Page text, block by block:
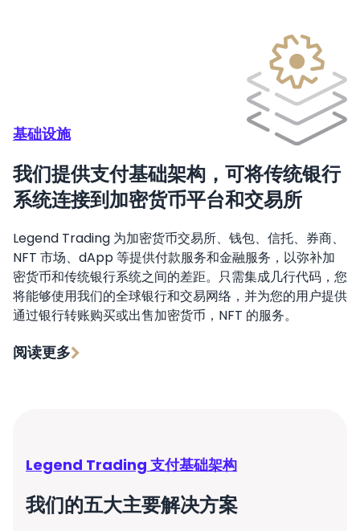
基础设施
我们提供支付基础架构，可将传统银行
系统连接到加密货币平台和交易所
Legend Trading 为加密货币交易所、钱包、信托、券商、
NFT 市场、dApp 等提供付款服务和金融服务，以弥补加
密货币和传统银行系统之间的差距。只需集成几行代码，您
将能够使用我们的全球银行和交易网络，并为您的用户提供
通过银行转账购买或出售加密货币，NFT 的服务。
阅读更多
Legend Trading 支付基础架构
我们的五大主要解决方案